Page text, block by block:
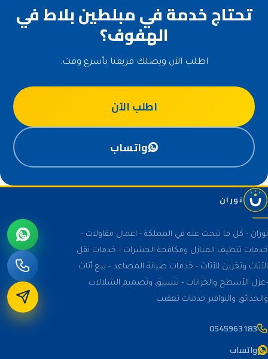
تحتاج خدمة في مبلطين بلاط في
الهفوف؟
اطلب الآن ويصلك فريقنا بأسرع وقت.
اطلب الآن
واتساب
نوران
نوران - كل ما تبحث عنه في المملكة - اعمال مقاولات -
خدمات تنظيف المنازل ومكافحة الحشرات - خدمات نقل
الأثاث وتخزين الأثاث - خدمات صيانة المصاعد - بيع أثاث
-عزل الأسطح والخزانات - تنسيق وتصميم الشلالات
والحدائق والنوافير خدمات تعقيب
0545963183
واتساب